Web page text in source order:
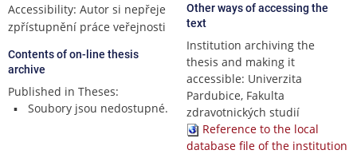
Accessibility: Autor si nepřeje
zpřístupnění práce veřejnosti
Contents of on-line thesis
archive
Published in Theses:
Soubory jsou nedostupné.
Other ways of accessing the
text
Institution archiving the
thesis and making it
accessible: Univerzita
Pardubice, Fakulta
zdravotnických studií
Reference to the local
database file of the institution